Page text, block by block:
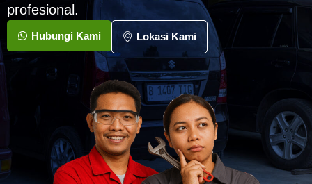
profesional.
Hubungi Kami Lokasi Kami